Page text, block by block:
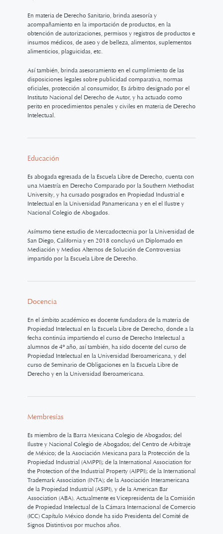
En materia de Derecho Sanitario, brinda asesoría y
acompañamiento en la importación de productos, en la
obtención de autorizaciones, permisos y registros de productos e
insumos médicos, de aseo y de belleza, alimentos, suplementos
alimenticios, plaguicidas, etc.
Así también, brinda asesoramiento en el cumplimiento de las
disposiciones legales sobre publicidad comparativa, normas
oficiales, protección al consumidor, Es árbitro designado por el
Instituto Nacional del Derecho de Autor, y ha actuado como
perito en procedimientos penales y civiles en materia de Derecho
Intelectual.
Educación
Es abogada egresada de la Escuela Libre de Derecho, cuenta con
una Maestría en Derecho Comparado por la Southern Methodist
University, y ha cursado posgrados en Propiedad Industrial e
Intelectual en la Universidad Panamericana y en el el Ilustre y
Nacional Colegio de Abogados.
Asímsmo tiene estudio de Mercadoctecnia por la Universidad de
San Diego, California y en 2018 concluyó un Diplomado en
Mediación y Medios Alternos de Solución de Controversias
impartido por la Escuela Libre de Derecho.
Docencia
En el ámbito académico es docente fundadora de la materia de
Propiedad Intelectual en la Escuela Libre de Derecho, donde a la
fecha continúa impartiendo el curso de Derecho Intelectual a
alumnos de 4º año, así también, ha sido docente del curso de
Propiedad Intelectual en la Universidad Iberoamericana, y del
curso de Seminario de Obligaciones en la Escuela Libre de
Derecho y en la Universidad Iberoamericana.
Membresías
Es miembro de la Barra Mexicana Colegio de Abogados; del
Ilustre y Nacional Colegio de Abogados; del Centro de Arbitraje
de México; de la Asociación Mexicana para la Protección de la
Propiedad Industrial (AMPPI); de la International Association for
the Protection of the Industrial Property (AIPPI); de la International
Trademark Association (INTA); de la Asociación Interamericana
de la Propiedad Industrial (ASIPI), y de la American Bar
Association (ABA). Actualmente es Vicepresidenta de la Comisión
de Propiedad Intelectual de la Cámara Internacional de Comercio
(ICC) Capítulo México donde ha sido Presidenta del Comité de
Signos Distintivos por muchos años.